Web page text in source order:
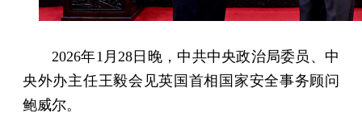
2026年1月28日晚，中共中央政治局委员、中
央外办主任王毅会见英国首相国家安全事务顾问
鲍威尔。